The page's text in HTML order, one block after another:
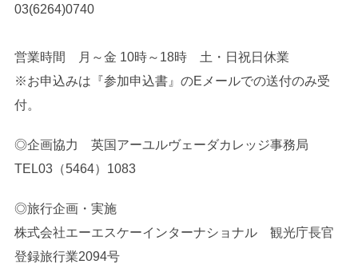
03(6264)0740
営業時間 月～金 10時～18時 土・日祝日休業
※お申込みは『参加申込書』のEメールでの送付のみ受
付。
◎企画協力 英国アーユルヴェーダカレッジ事務局
TEL03（5464）1083
◎旅行企画・実施
株式会社エーエスケーインターナショナル 観光庁長官
登録旅行業2094号